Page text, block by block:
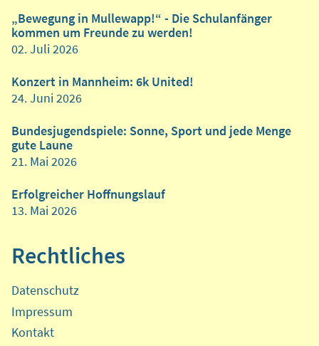
„Bewegung in Mullewapp!“ - Die Schulanfänger
kommen um Freunde zu werden!
02. Juli 2026
Konzert in Mannheim: 6k United!
24. Juni 2026
Bundesjugendspiele: Sonne, Sport und jede Menge
gute Laune
21. Mai 2026
Erfolgreicher Hoffnungslauf
13. Mai 2026
Rechtliches
Datenschutz
Impressum
Kontakt